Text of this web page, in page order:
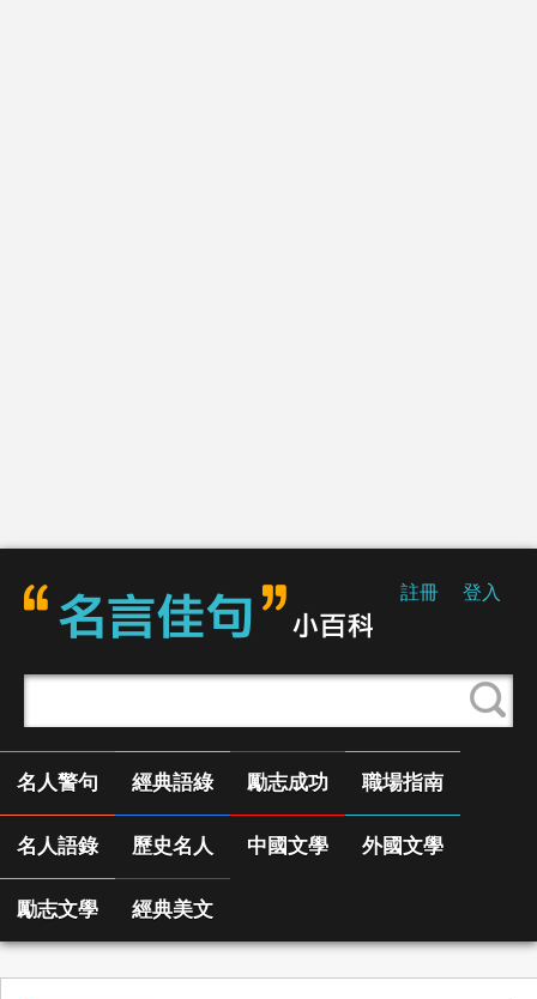
註冊 登入
名人警句 經典語綠 勵志成功 職場指南
名人語錄 歷史名人 中國文學 外國文學
勵志文學 經典美文